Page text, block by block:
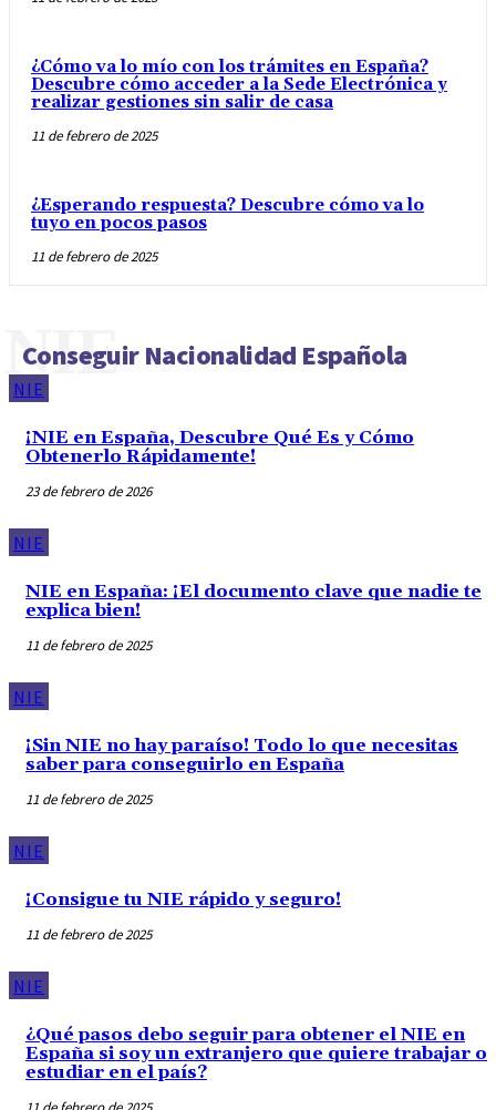
¿Cómo va lo mío con los trámites en España?
Descubre cómo acceder a la Sede Electrónica y
realizar gestiones sin salir de casa
11 de febrero de 2025
¿Esperando respuesta? Descubre cómo va lo
tuyo en pocos pasos
11 de febrero de 2025
Conseguir Nacionalidad Española
NIE
NIE
¡NIE en España, Descubre Qué Es y Cómo
Obtenerlo Rápidamente!
23 de febrero de 2026
NIE
NIE en España: ¡El documento clave que nadie te
explica bien!
11 de febrero de 2025
NIE
¡Sin NIE no hay paraíso! Todo lo que necesitas
saber para conseguirlo en España
11 de febrero de 2025
NIE
¡Consigue tu NIE rápido y seguro!
11 de febrero de 2025
NIE
¿Qué pasos debo seguir para obtener el NIE en
España si soy un extranjero que quiere trabajar o
estudiar en el país?